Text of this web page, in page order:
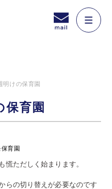
明けの保育園
保育園
育園
慌ただしく始まります。
らの切り替えが必要なのです